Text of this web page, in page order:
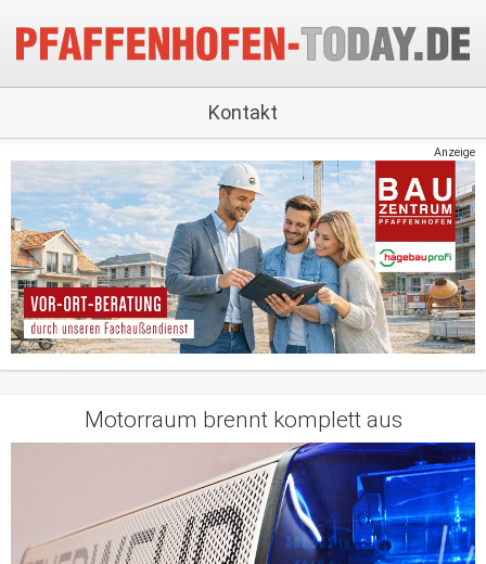
Kontakt
Anzeige
Motorraum brennt komplett aus